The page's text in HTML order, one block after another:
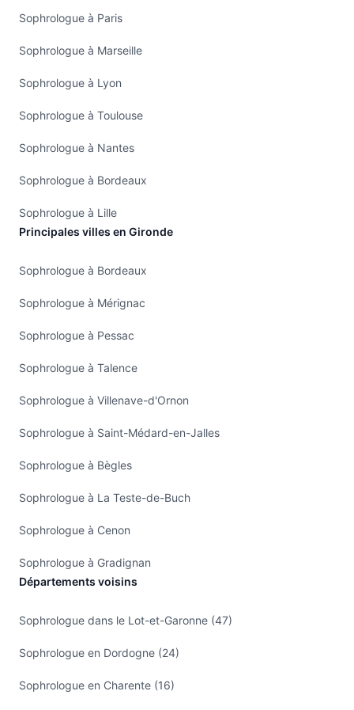
Sophrologue à Paris
Sophrologue à Marseille
Sophrologue à Lyon
Sophrologue à Toulouse
Sophrologue à Nantes
Sophrologue à Bordeaux
Sophrologue à Lille
Principales villes en Gironde
Sophrologue à Bordeaux
Sophrologue à Mérignac
Sophrologue à Pessac
Sophrologue à Talence
Sophrologue à Villenave-d'Ornon
Sophrologue à Saint-Médard-en-Jalles
Sophrologue à Bègles
Sophrologue à La Teste-de-Buch
Sophrologue à Cenon
Sophrologue à Gradignan
Départements voisins
Sophrologue dans le Lot-et-Garonne (47)
Sophrologue en Dordogne (24)
Sophrologue en Charente (16)